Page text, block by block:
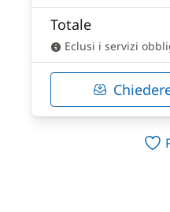
Totale
Eclusi i servizi